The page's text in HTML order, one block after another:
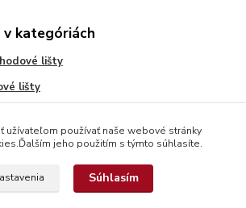
kategóriách
lišty
lišty
užívateľom používať naše webové stránky
jeho použitím s týmto súhlasíte.
Súhlasím